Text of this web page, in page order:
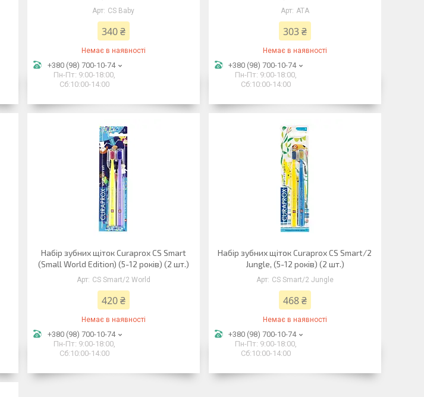
CS Baby
340 ₴
Немає в наявності
+380 (98) 700-10-74
Пн-Пт: 9:00-18:00,
Сб:10:00-14:00
ATA
303 ₴
Немає в наявності
+380 (98) 700-10-74
Пн-Пт: 9:00-18:00,
Сб:10:00-14:00
Набір зубних щіток Curaprox CS Smart
(Small World Edition) (5-12 років) (2 шт.)
CS Smart/2 World
420 ₴
Немає в наявності
+380 (98) 700-10-74
Пн-Пт: 9:00-18:00,
Сб:10:00-14:00
Набір зубних щіток Curaprox CS Smart/2
Jungle, (5-12 років) (2 шт.)
CS Smart/2 Jungle
468 ₴
Немає в наявності
+380 (98) 700-10-74
Пн-Пт: 9:00-18:00,
Сб:10:00-14:00